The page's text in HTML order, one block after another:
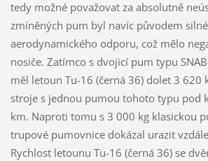
tedy možné považovat za absolutně
zmíněných pum byl navíc původem
aerodynamického odporu, což mělo
nosiče. Zatímco s dvojicí pum typu
měl letoun Tu-16 (černá 36) dolet 3
stroje s jednou pumou tohoto typu pod
km. Naproti tomu s 3 000 kg klasickou
trupové pumovnice dokázal urazit
Rychlost letounu Tu-16 (černá 36) se